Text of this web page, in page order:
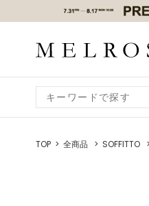
TOP 全商品 SOFFITTO